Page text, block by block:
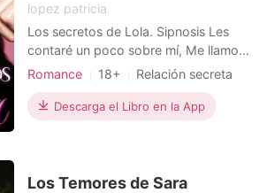
lopez patricia
Los secretos de Lola. Sipnosis Les
contaré un poco sobre mí, Me llamo
Lola, actualmente tengo 18 años, me
máximo. Todo lo que anhelaba por
imposible que fuese lo conseguía,
niñita cap
Romance 18+
Relación secreta
Encantadora
Hermoso
Dramático
Descarga el Libro en la App
Los Temores de Sara